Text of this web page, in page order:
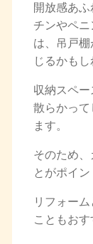
開放感あ
チンやペ
は、吊戸
じるかもし
収納スペ
散らかっ
ます。
そのため
とがポイン
リフォー
こともおす